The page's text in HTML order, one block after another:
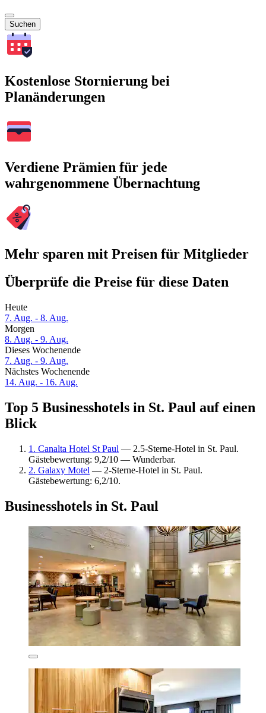
Suchen
Kostenlose Stornierung bei
Planänderungen
Verdiene Prämien für jede
wahrgenommene Übernachtung
Mehr sparen mit Preisen für Mitglieder
Überprüfe die Preise für diese Daten
Heute
7. Aug. - 8. Aug.
Morgen
8. Aug. - 9. Aug.
Dieses Wochenende
7. Aug. - 9. Aug.
Nächstes Wochenende
14. Aug. - 16. Aug.
Top 5 Businesshotels in St. Paul auf einen
Blick
1. Canalta Hotel St Paul — 2.5-Sterne-Hotel in St. Paul.
Gästebewertung: 9,2/10 — Wunderbar.
2. Galaxy Motel — 2-Sterne-Hotel in St. Paul.
Gästebewertung: 6,2/10.
Businesshotels in St. Paul